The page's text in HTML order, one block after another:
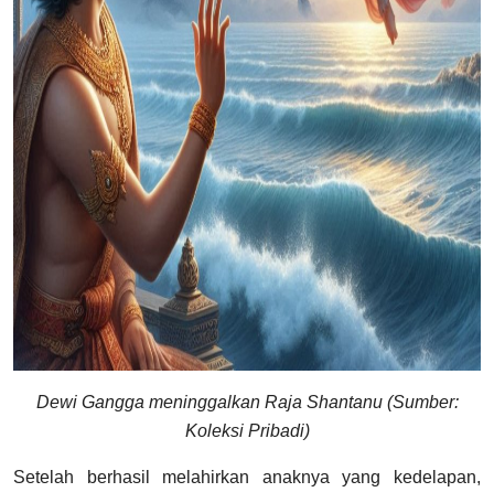
Dewi Gangga meninggalkan Raja Shantanu (Sumber:
Koleksi Pribadi)
Setelah berhasil melahirkan anaknya yang kedelapan,